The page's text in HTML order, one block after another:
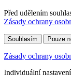
Před udělením
Zásady ochrany
Souhlasím Pouze
Zásady ochrany
Individuální